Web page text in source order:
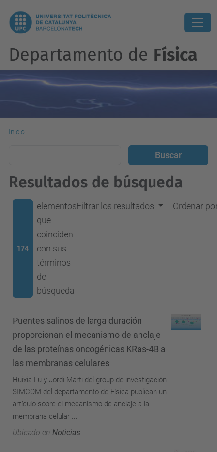
Departamento de Física
Inicio
Resultados de búsqueda
174
elementos
que
coinciden
con sus
términos
de
búsqueda
Filtrar los resultados Ordenar
Puentes salinos de larga duración
proporcionan el mecanismo de anclaje
de las proteínas oncogénicas KRas-4B a
las membranas celulares
Huixia Lu y Jordi Marti del group de investigación
SIMCOM del departamento de Física publican un
artículo sobre el mecanismo de anclaje a la
membrana celular ...
Ubicado en Noticias